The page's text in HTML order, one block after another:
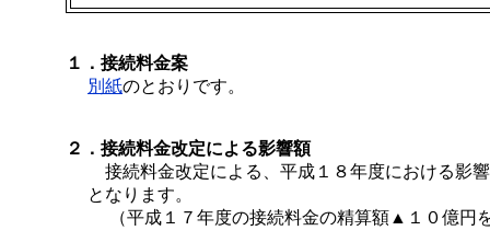
１．接続料金案
別紙のとおりです。
２．接続料金改定による影響額
接続料金改定による、平成１８年度における影
となります。
（平成１７年度の接続料金の精算額▲１０億円